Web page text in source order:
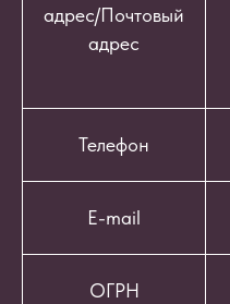
адрес/Почтовый
адрес
Телефон
E-mail
ОГРН